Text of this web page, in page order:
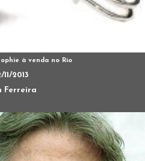
à venda no Rio
11/2013
Ferreira